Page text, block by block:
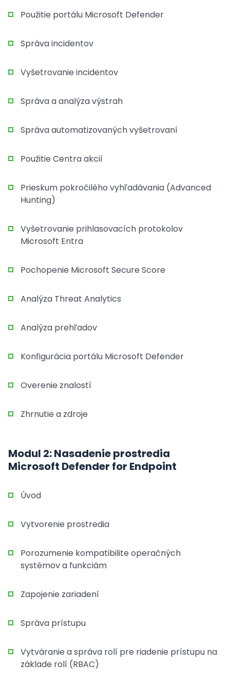
Použitie portálu Microsoft Defender
Správa incidentov
Vyšetrovanie incidentov
Správa a analýza výstrah
Správa automatizovaných vyšetrovaní
Použitie Centra akcií
Prieskum pokročilého vyhľadávania (Advanced
Hunting)
Vyšetrovanie prihlasovacích protokolov
Microsoft Entra
Pochopenie Microsoft Secure Score
Analýza Threat Analytics
Analýza prehľadov
Konfigurácia portálu Microsoft Defender
Overenie znalostí
Zhrnutie a zdroje
Modul 2: Nasadenie prostredia
Microsoft Defender for Endpoint
Úvod
Vytvorenie prostredia
Porozumenie kompatibilite operačných
systémov a funkciám
Zapojenie zariadení
Správa prístupu
Vytváranie a správa rolí pre riadenie prístupu na
základe rolí (RBAC)